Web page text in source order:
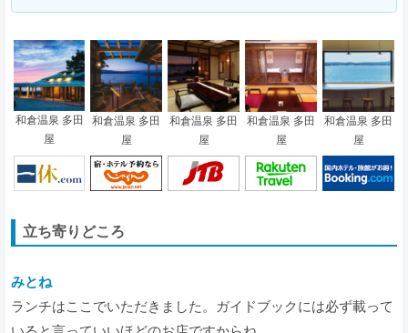
和倉温泉 多田
屋
和倉温泉 多田
屋
和倉温泉 多田
屋
和倉温泉 多田
屋
和倉温泉 多田
屋
立ち寄りどころ
みとね
ランチはここでいただきました。ガイドブックには必ず載って